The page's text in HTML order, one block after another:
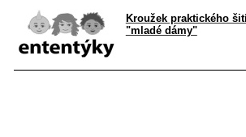
Kroužek praktického
"mladé dámy"